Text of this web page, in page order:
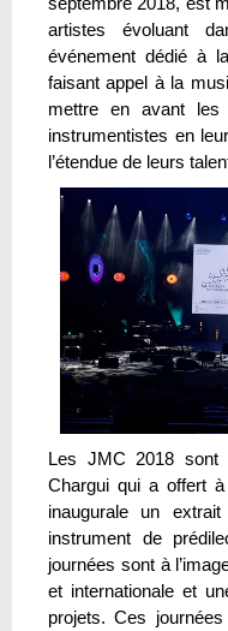
artistes évoluant
événement dédié à
faisant appel à la
mettre en avant les
instrumentistes en
l’étendue de leurs
Les JMC 2018 sont
Chargui qui a offert
inaugurale un
instrument de
journées sont à
et internationale et
projets. Ces